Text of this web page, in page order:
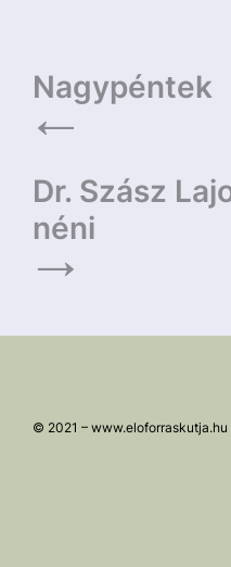
Bejegyzés
navigáció
Nagypéntek
Dr. Szász
néni
© 2021 –